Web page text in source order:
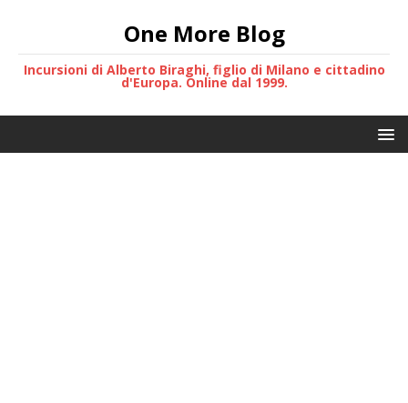
One More Blog
Incursioni di Alberto Biraghi, figlio di Milano e cittadino
d'Europa. Online dal 1999.